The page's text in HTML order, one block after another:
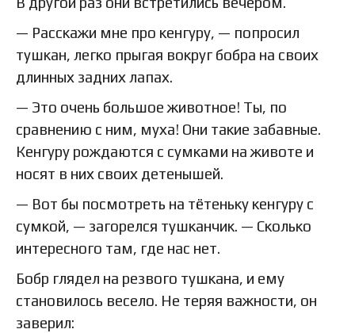
— Расскажи мне про кенгуру, — попросил
тушкан, легко прыгая вокруг бобра на своих
длинных задних лапах.
— Это очень большое животное! Ты, по
сравнению с ним, муха! Они такие забавные.
Кенгуру рождаются с сумками на животе и
носят в них своих детенышей.
— Вот бы посмотреть на тётеньку кенгуру с
сумкой, — загорелся тушканчик. — Сколько
интересного там, где нас нет.
Бобр глядел на резвого тушкана, и ему
становилось весело. Не теряя важности, он
заверил: